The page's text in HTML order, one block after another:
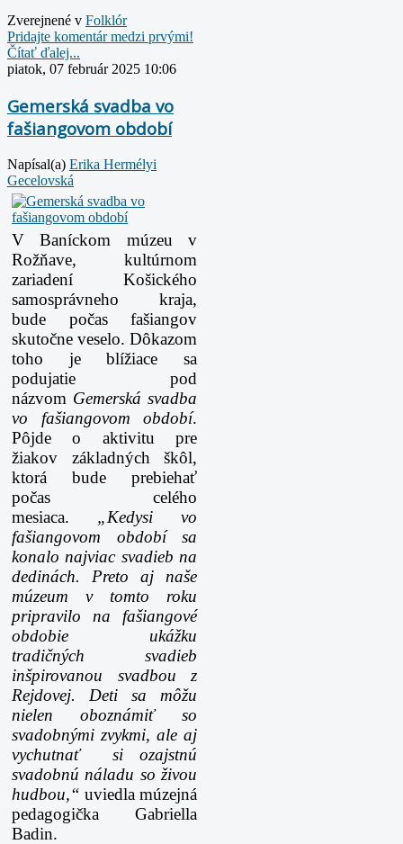
Zverejnené v Folklór
Pridajte komentár medzi prvými!
Čítať ďalej...
piatok, 07 február 2025 10:06
Gemerská svadba vo
fašiangovom období
Napísal(a) Erika Hermélyi
Gecelovská
V Baníckom múzeu v
Rožňave, kultúrnom
zariadení Košického
samosprávneho kraja,
bude počas fašiangov
skutočne veselo. Dôkazom
toho je blížiace sa
podujatie pod
názvom Gemerská svadba
vo fašiangovom období.
Pôjde o aktivitu pre
žiakov základných škôl,
ktorá bude prebiehať
počas celého
mesiaca. „Kedysi vo
fašiangovom období sa
konalo najviac svadieb na
dedinách. Preto aj naše
múzeum v tomto roku
pripravilo na fašiangové
obdobie ukážku
tradičných svadieb
inšpirovanou svadbou z
Rejdovej. Deti sa môžu
nielen oboznámiť so
svadobnými zvykmi, ale aj
vychutnať si ozajstnú
svadobnú náladu so živou
hudbou,“ uviedla múzejná
pedagogička Gabriella
Badin.